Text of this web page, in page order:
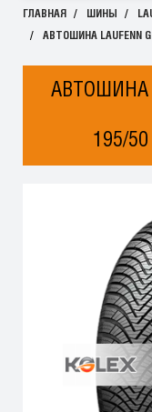
ГЛАВНАЯ ШИНЫ
АВТОШИНА LAUFENN G
АВТОШИНА
195/